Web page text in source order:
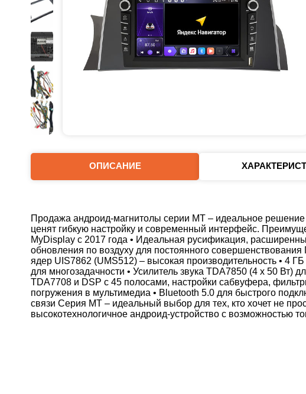
ОПИСАНИЕ
Продажа андроид-магнитолы серии MT – идеальное
ценят гибкую настройку и современный интерфейс.
MyDisplay с 2017 года • Идеальная русификация,
обновления по воздуху для постоянного
ядер UIS7862 (UMS512) – высокая производительность • 4
для многозадачности • Усилитель звука TDA7850 (4 x 50 Вт)
TDA7708 и DSP с 45 полосами, настройки сабвуфера,
погружения в мультимедиа • Bluetooth 5.0 для быстрого
связи Серия MT – идеальный выбор для тех, кто хочет не
высокотехнологичное андроид-устройство с возможностью